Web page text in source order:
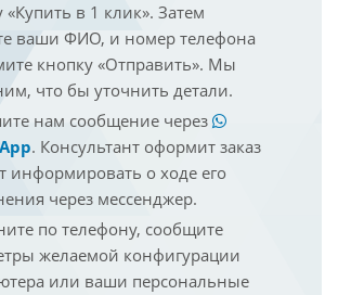
«Купить в 1 клик». Затем
ваши ФИО, и номер телефона
кнопку «Отправить». Мы
что бы уточнить детали.
нам сообщение через
. Консультант оформит заказ
информировать о ходе его
через мессенджер.
по телефону, сообщите
желаемой конфигурации
или ваши персональные